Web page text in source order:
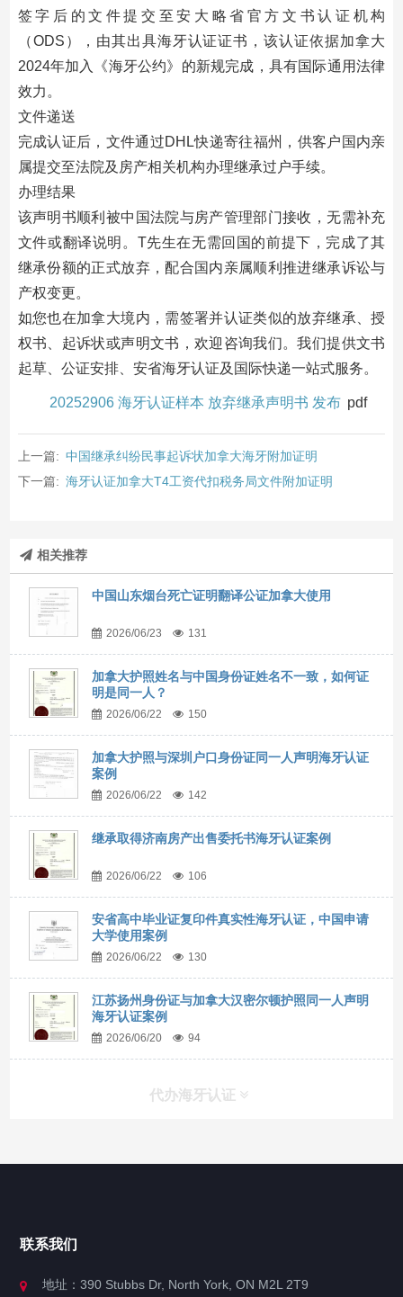
签字后的文件提交至安大略省官方文书认证机构
（ODS），由其出具海牙认证证书，该认证依据加拿大
2024年加入《海牙公约》的新规完成，具有国际通用法律
效力。
文件递送
完成认证后，文件通过DHL快递寄往福州，供客户国内亲
属提交至法院及房产相关机构办理继承过户手续。
办理结果
该声明书顺利被中国法院与房产管理部门接收，无需补充
文件或翻译说明。T先生在无需回国的前提下，完成了其
继承份额的正式放弃，配合国内亲属顺利推进继承诉讼与
产权变更。
如您也在加拿大境内，需签署并认证类似的放弃继承、授
权书、起诉状或声明文书，欢迎咨询我们。我们提供文书
起草、公证安排、安省海牙认证及国际快递一站式服务。
20252906 海牙认证样本 放弃继承声明书 发布 pdf
上一篇: 中国继承纠纷民事起诉状加拿大海牙附加证明
下一篇: 海牙认证加拿大T4工资代扣税务局文件附加证明
相关推荐
中国山东烟台死亡证明翻译公证加拿大使用
2026/06/23 131
加拿大护照姓名与中国身份证姓名不一致，如何证
明是同一人？
2026/06/22 150
加拿大护照与深圳户口身份证同一人声明海牙认证
案例
2026/06/22 142
继承取得济南房产出售委托书海牙认证案例
2026/06/22 106
安省高中毕业证复印件真实性海牙认证，中国申请
大学使用案例
2026/06/22 130
江苏扬州身份证与加拿大汉密尔顿护照同一人声明
海牙认证案例
2026/06/20 94
代办海牙认证
联系我们
地址：390 Stubbs Dr, North York, ON M2L 2T9